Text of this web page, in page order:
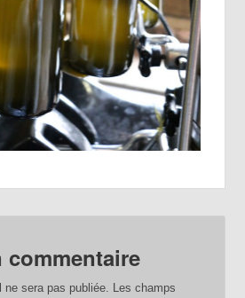
commentaire
sera pas publiée.
Les champs